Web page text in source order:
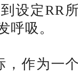
设定RR
呼吸。
，作为一